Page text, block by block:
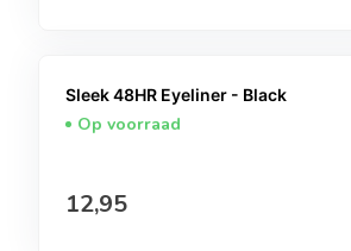
Sleek 48HR Eyeliner - Black
Op voorraad
Normale prijs
12,95